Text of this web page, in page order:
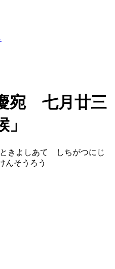
宛 七月廿三
きよしあて しちがつにじ
んそうろう